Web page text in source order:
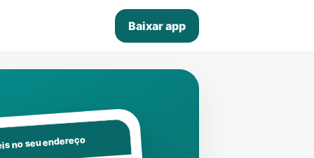
Baixar app
no seu endereço